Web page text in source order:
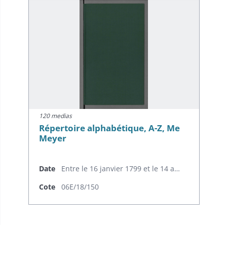
120 medias
Répertoire alphabétique, A-Z, Me
Meyer
Date
Entre le 16 janvier 1799 et le 14 avril 1807
Cote
06E/18/150